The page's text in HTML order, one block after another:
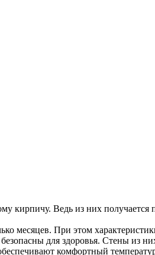
кирпичу. Ведь из них
месяцев. При этом
для здоровья. Стены из
комфортный